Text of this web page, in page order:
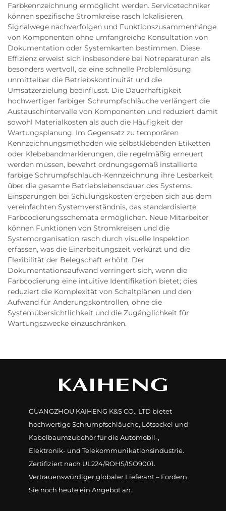
Farbkennzeichnung ermöglicht werden. Servicetechniker
können spezifische Stromkreise rasch lokalisieren,
Signalwege nachverfolgen und Funktionszusammenhänge
von Komponenten ohne umfangreiche Konsultation von
Dokumentation oder Systemkarten bestimmen. Diese
Effizienz erweist sich insbesondere bei Notreparaturen als
besonders wertvoll, da eine schnelle Problemlösung
unmittelbar die Betriebskontinuität und die
Umsatzerzielung beeinflusst. Die Dauerhaftigkeit
hochwertiger farbiger Schrumpfschläuche verlängert die
Austauschintervalle von Komponenten und reduziert damit
sowohl Materialkosten als auch die Häufigkeit der
Wartungsplanung. Im Gegensatz zu temporären
Kennzeichnungsmethoden wie selbstklebenden Etiketten
oder Klebebandmarkierungen, die regelmäßig erneuert
werden müssen, bewahrt ordnungsgemäß installierte
farbige Schrumpfschlauch-Kennzeichnung ihre Lesbarkeit
über die gesamte Betriebslebensdauer des Systems.
Einsparungen bei Schulungskosten ergeben sich aus dem
vereinfachten Systemverständnis, das standardisierte
Farbcodierungsschemata ermöglichen. Neue Mitarbeiter
können Funktionen von Stromkreisen und die
Systemorganisation rasch durch visuelle Inspektion
erfassen, was die Einarbeitungszeit verkürzt und die
Flexibilität der Belegschaft erhöht. Der
Dokumentationsaufwand verringert sich, wenn die
Farbcodierung eine intuitive Identifikation bietet; dies
reduziert die Komplexität von Schaltplänen und den
Aufwand für Änderungskontrollen, ohne die
Systemübersichtlichkeit und die Zugänglichkeit für
Wartungszwecke einzuschränken.
GUANGZHOU KAIHENG K&S CO., LTD bietet
hochwertige Schrumpfschläuche, Lötsockel und
Kabelbaumzubehör für die Automobil-,
Elektronik- und Telekommunikationsindustrie.
Zertifiziert nach UL224/ROHS/ISO9001.
Vertrauenswürdiger globaler Lieferant – Fordern
Sie noch heute ein Angebot an.